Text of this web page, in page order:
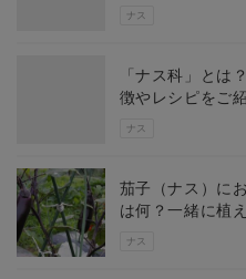
ナス
ナス
「ナス科」とは
徴やレシピをご
ナス
茄子（ナス）に
は何？一緒に植